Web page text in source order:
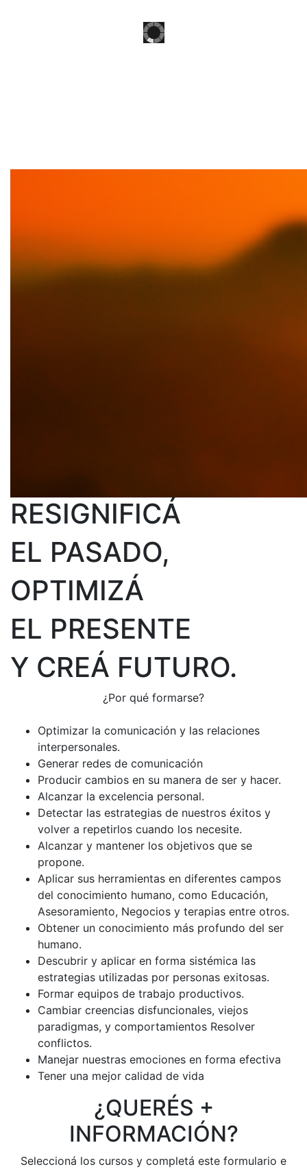
RESIGNIFICÁ
EL PASADO,
OPTIMIZÁ
EL PRESENTE
Y CREÁ FUTURO.
¿Por qué formarse?
Optimizar la comunicación y las relaciones
interpersonales.
Generar redes de comunicación
Producir cambios en su manera de ser y hacer.
Alcanzar la excelencia personal.
Detectar las estrategias de nuestros éxitos y
volver a repetirlos cuando los necesite.
Alcanzar y mantener los objetivos que se
propone.
Aplicar sus herramientas en diferentes campos
del conocimiento humano, como Educación,
Asesoramiento, Negocios y terapias entre otros.
Obtener un conocimiento más profundo del ser
humano.
Descubrir y aplicar en forma sistémica las
estrategias utilizadas por personas exitosas.
Formar equipos de trabajo productivos.
Cambiar creencias disfuncionales, viejos
paradigmas, y comportamientos Resolver
conflictos.
Manejar nuestras emociones en forma efectiva
Tener una mejor calidad de vida
¿QUERÉS +
INFORMACIÓN?
Seleccioná los cursos y completá este formulario e